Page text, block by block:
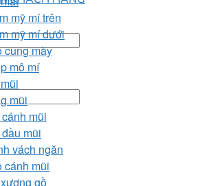
mỹ mí trên
mỹ mí dưới
cung mày
mô mí
mũi
mũi
mũi
vách ngăn
cánh mũi
gồ